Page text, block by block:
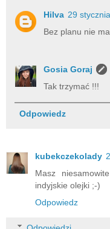
Hilva 29
Bez planu nie
Gosia Goraj
Tak trzymać !!!
Odpowiedz
kubekczekolady
Masz
indyjskie olejki ;-)
Odpowiedz